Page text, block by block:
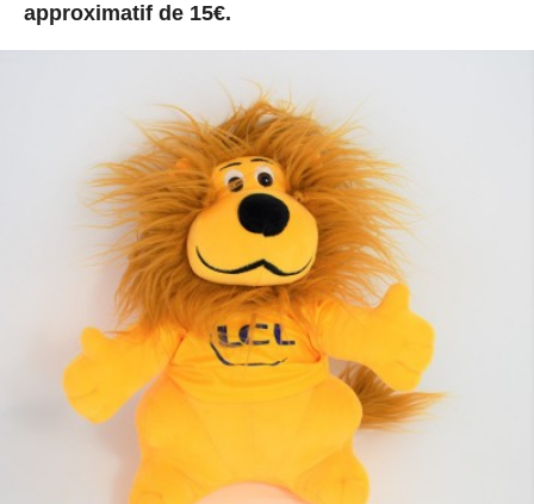
approximatif de 15€.